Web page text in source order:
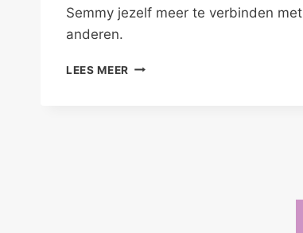
Semmy jezelf meer te verbinden met
anderen.
LEES MEER VERBINDING